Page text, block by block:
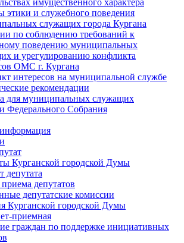
имущественного характера
этики и служебного поведения
служащих города Кургана
по соблюдению требований к
поведению муниципальных
и урегулированию конфликта
ОМС г. Кургана
интересов на муниципальной службе
рекомендации
для муниципальных служащих
Федерального Cобрания
Курганской городской Думы
депутата
депутатов
депутатские комиссии
Курганской городской Думы
приемная
граждан по поддержке инициативных